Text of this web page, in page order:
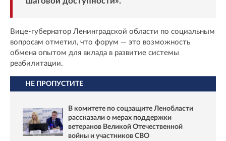
Вице-губернатор Ленинградской области по социальным
вопросам отметил, что форум — это возможность
обмена опытом для вклада в развитие системы
реабилитации.
НЕ ПРОПУСТИТЕ
В комитете по соцзащите Ленобласти
рассказали о мерах поддержки
ветеранов Великой Отечественной
войны и участников СВО